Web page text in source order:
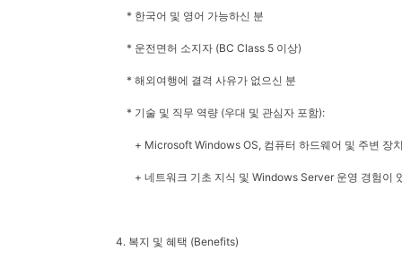
* 한국어 및 영어 가능하신 분
* 운전면허 소지자 (BC Class 5 이상)
* 해외여행에 결격 사유가 없으신 분
* 기술 및 직무 역량 (우대 및 관심자 포함):
+ Microsoft Windows OS, 컴퓨터 하드웨어 및 주변 장
+ 네트워크 기초 지식 및 Windows Server 운영 경험이
4. 복지 및 혜택 (Benefits)